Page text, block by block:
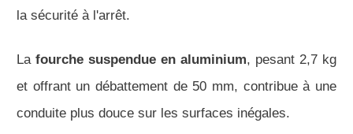
la sécurité à l'arrêt.
La fourche suspendue en aluminium, pesant 2,7 kg
et offrant un débattement de 50 mm, contribue à une
conduite plus douce sur les surfaces inégales.